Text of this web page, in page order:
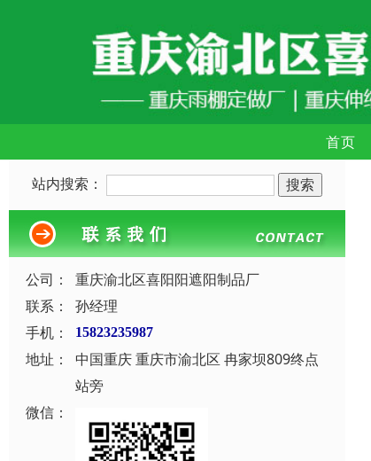
首页
站内搜索：
公司：
重庆渝北区喜阳阳遮阳制品厂
联系：
孙经理
手机：
15823235987
地址：
中国重庆 重庆市渝北区 冉家坝809终点
站旁
微信：